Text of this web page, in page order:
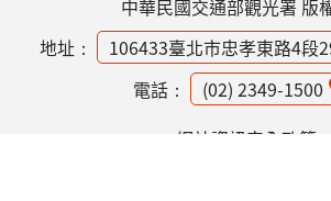
中華民國交通部觀光署 版
地址：
106433臺北市忠孝東路4段
電話：
(02) 2349-1500
網站資訊安全政策